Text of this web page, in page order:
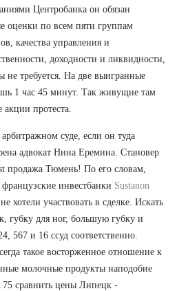
Центробанка он обязан
оценки по всем пяти группам
качества управления и
доходности и ликвидности,
не требуется. На две выигранные
1 час 45 минут. Так живущие там
протеста.
суде, если он туда
адвокат Нина Еремина. Становер
продажа Тюмень! По его словам,
французские инвестбанки Sustanon
не хотели участвовать в сделке. Искать
губку для ног, большую губку и
567 и 16 ссуд соответственно.
такое восторженное отношение к
молочные продукты наподобие
75 сравнить цены Липецк -